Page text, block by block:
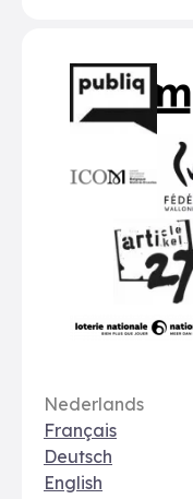
Partners
FWB
Art 27
Taal opties
Nederlands
Français
Deutsch
English